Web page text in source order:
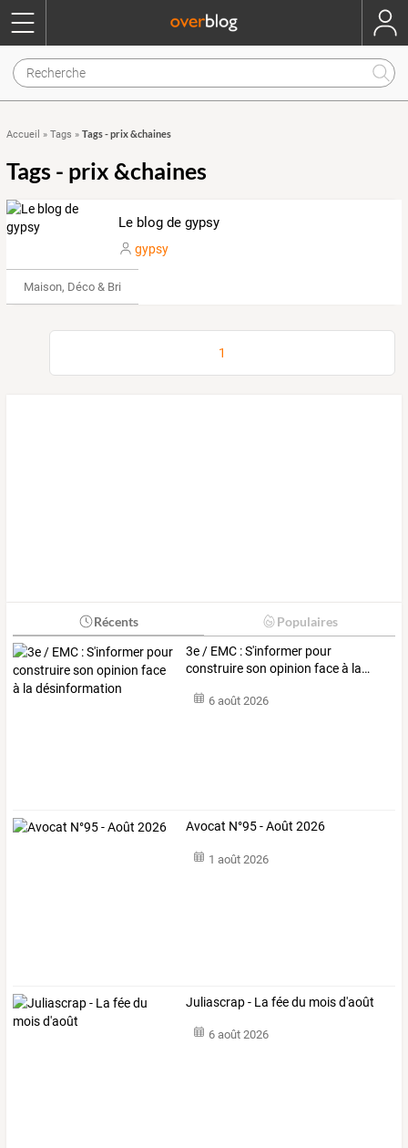
Accueil » Tags » Tags - prix &chaines
Tags - prix &chaines
Le blog de gypsy
gypsy
Maison, Déco & Bricolage
1
Récents Populaires
3e / EMC :S'informer pour
construireson opinion faceà la…
6 août 2026
Avocat N°95 - Août 2026
1 août 2026
Juliascrap - La fée du mois d'août
6 août 2026